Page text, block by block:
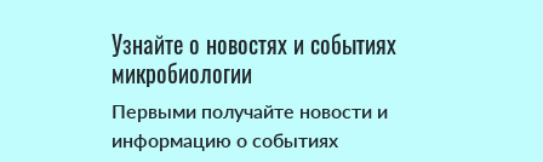
Узнайте о новостях и событиях
микробиологии
Первыми получайте новости и
информацию о событиях